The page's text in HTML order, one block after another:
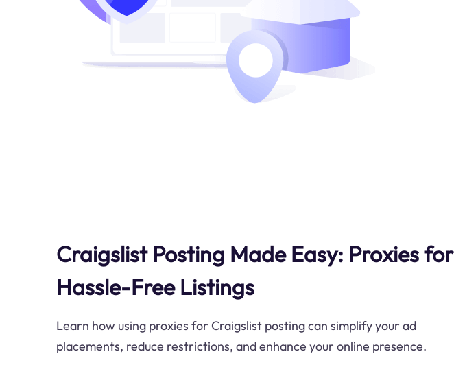
Craigslist Posting Made Easy: Proxies for
Hassle-Free Listings
Learn how using proxies for Craigslist posting can simplify your ad
placements, reduce restrictions, and enhance your online presence.